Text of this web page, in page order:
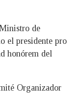
de
el presidente pro
honórem del
Organizador